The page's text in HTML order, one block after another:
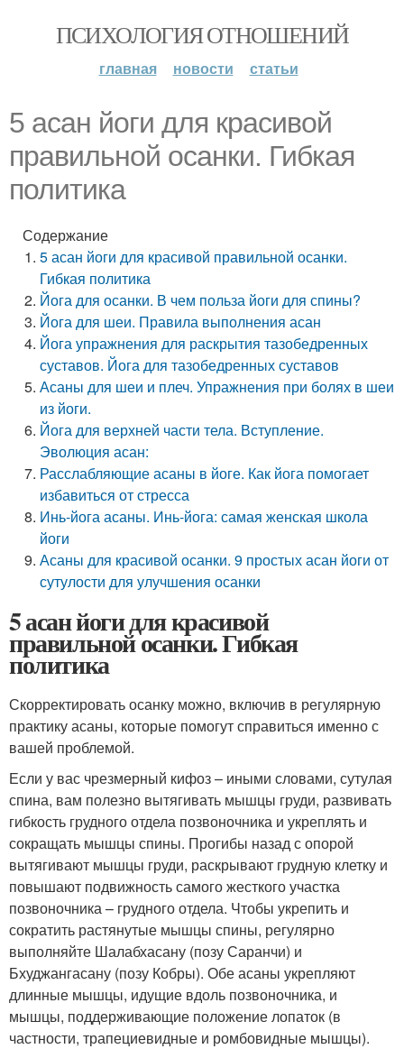
ПСИХОЛОГИЯ ОТНОШЕНИЙ
главная новости статьи
5 асан йоги для красивой
правильной осанки. Гибкая
политика
Содержание
5 асан йоги для красивой правильной осанки.
Гибкая политика
Йога для осанки. В чем польза йоги для спины?
Йога для шеи. Правила выполнения асан
Йога упражнения для раскрытия тазобедренных
суставов. Йога для тазобедренных суставов
Асаны для шеи и плеч. Упражнения при болях в шеи
из йоги.
Йога для верхней части тела. Вступление.
Эволюция асан:
Расслабляющие асаны в йоге. Как йога помогает
избавиться от стресса
Инь-йога асаны. Инь-йога: самая женская школа
йоги
Асаны для красивой осанки. 9 простых асан йоги от
сутулости для улучшения осанки
5 асан йоги для красивой
правильной осанки. Гибкая
политика
Скорректировать осанку можно, включив в регулярную
практику асаны, которые помогут справиться именно с
вашей проблемой.
Если у вас чрезмерный кифоз – иными словами, сутулая
спина, вам полезно вытягивать мышцы груди, развивать
гибкость грудного отдела позвоночника и укреплять и
сокращать мышцы спины. Прогибы назад с опорой
вытягивают мышцы груди, раскрывают грудную клетку и
повышают подвижность самого жесткого участка
позвоночника – грудного отдела. Чтобы укрепить и
сократить растянутые мышцы спины, регулярно
выполняйте Шалабхасану (позу Саранчи) и
Бхуджангасану (позу Кобры). Обе асаны укрепляют
длинные мышцы, идущие вдоль позвоночника, и
мышцы, поддерживающие положение лопаток (в
частности, трапециевидные и ромбовидные мышцы).